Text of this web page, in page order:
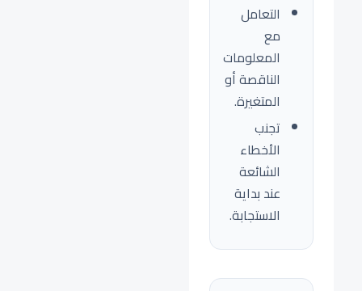
التعامل
مع
المعلومات
الناقصة أو
المتغيرة.
تجنب
الأخطاء
الشائعة
عند بداية
الاستجابة.